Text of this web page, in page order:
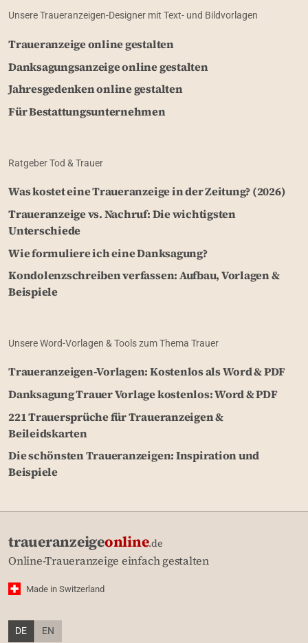
Unsere Traueranzeigen-Designer mit Text- und Bildvorlagen
Traueranzeige online gestalten
Danksagungsanzeige online gestalten
Jahresgedenken online gestalten
Für Bestattungsunternehmen
Ratgeber Tod & Trauer
Was kostet eine Traueranzeige in der Zeitung? (2026)
Traueranzeige vs. Nachruf: Die wichtigsten
Unterschiede
Wie formuliere ich eine Danksagung?
Kondolenzschreiben verfassen: Aufbau, Vorlagen &
Beispiele
Unsere Word-Vorlagen & Tools zum Thema Trauer
Traueranzeigen-Vorlagen: Kostenlos als Word & PDF
Danksagung Trauer Vorlage kostenlos: Word & PDF
221 Trauersprüche für Traueranzeigen &
Beileidskarten
Die schönsten Traueranzeigen: Inspiration und
Beispiele
traueranzeigeonline.de
Online-Traueranzeige einfach gestalten
Made in Switzerland
DE EN